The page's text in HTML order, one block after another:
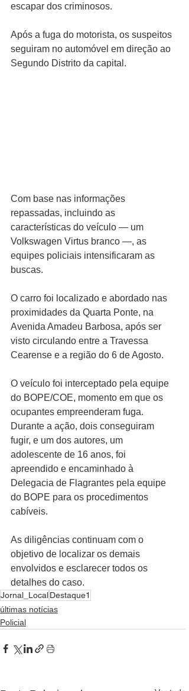
escapar dos criminosos.
Após a fuga do motorista, os suspeitos
seguiram no automóvel em direção ao
Segundo Distrito da capital.
Com base nas informações
repassadas, incluindo as
características do veículo — um
Volkswagen Virtus branco —, as
equipes policiais intensificaram as
buscas.
O carro foi localizado e abordado nas
proximidades da Quarta Ponte, na
Avenida Amadeu Barbosa, após ser
visto circulando entre a Travessa
Cearense e a região do 6 de Agosto.
O veículo foi interceptado pela equipe
do BOPE/COE, momento em que os
ocupantes empreenderam fuga.
Durante a ação, dois conseguiram
fugir, e um dos autores, um
adolescente de 16 anos, foi
apreendido e encaminhado à
Delegacia de Flagrantes pela equipe
do BOPE para os procedimentos
cabíveis.
As diligências continuam com o
objetivo de localizar os demais
envolvidos e esclarecer todos os
detalhes do caso.
Jornal_LocalDestaque1
últimas notícias
Policial